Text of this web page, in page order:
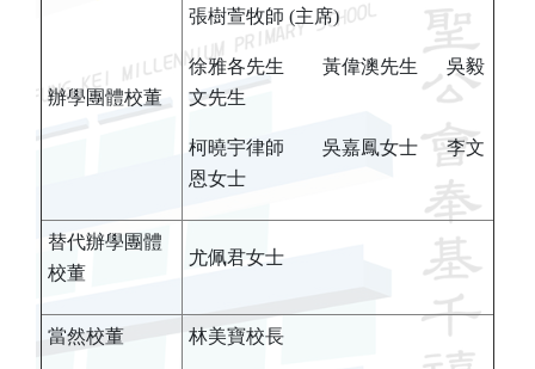
辦學團體校董
張樹萱牧師 (主席)
徐雅各先生 黃偉澳先生 吳毅
文先生
柯曉宇律師 吳嘉鳳女士 李文
恩女士
替代辦學團體
校董
尤佩君女士
當然校董 林美寶校長